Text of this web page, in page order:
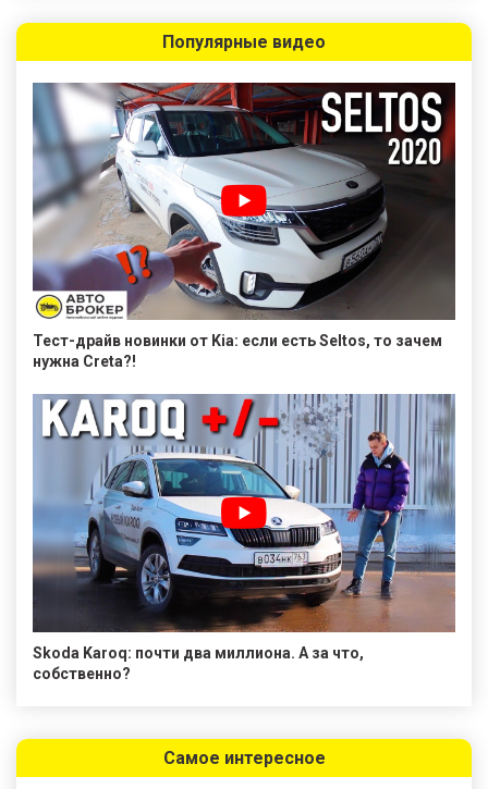
Популярные видео
Тест-драйв новинки от Kia: если есть Seltos, то зачем
нужна Creta?!
Skoda Karoq: почти два миллиона. А за что,
собственно?
Самое интересное